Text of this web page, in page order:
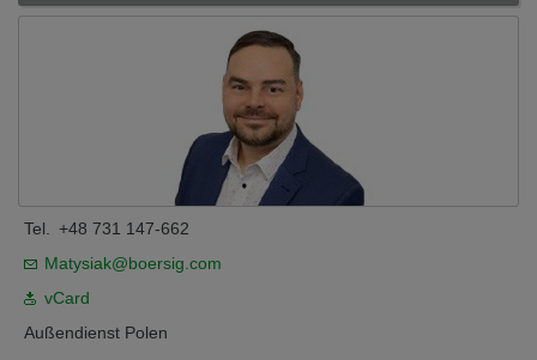
Tel.
+48 731 147-662
Matysiak@boersig.com
vCard
Außendienst Polen